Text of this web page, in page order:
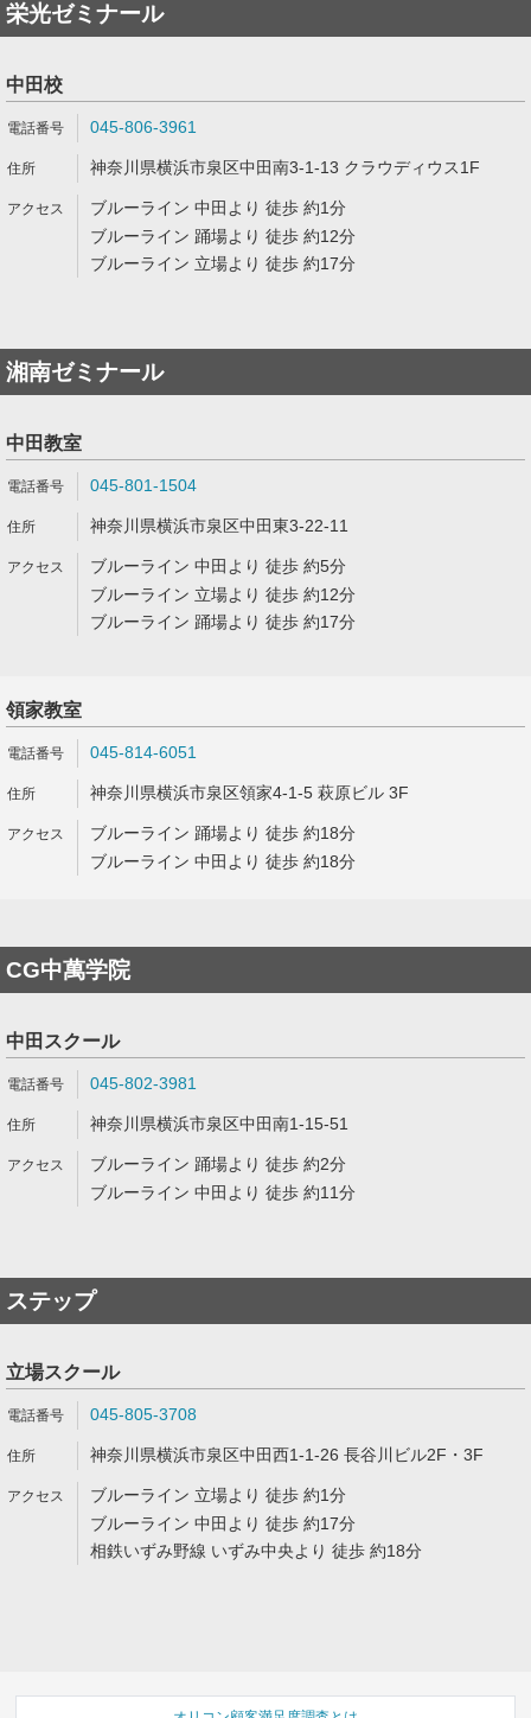
栄光ゼミナール
中田校
045-806-3961
神奈川県横浜市泉区中田南3-1-13 クラウディウス1F
ブルーライン 中田より 徒歩 約1分
ブルーライン 踊場より 徒歩 約12分
ブルーライン 立場より 徒歩 約17分
湘南ゼミナール
中田教室
045-801-1504
神奈川県横浜市泉区中田東3-22-11
ブルーライン 中田より 徒歩 約5分
ブルーライン 立場より 徒歩 約12分
ブルーライン 踊場より 徒歩 約17分
領家教室
045-814-6051
神奈川県横浜市泉区領家4-1-5 萩原ビル 3F
ブルーライン 踊場より 徒歩 約18分
ブルーライン 中田より 徒歩 約18分
CG中萬学院
中田スクール
045-802-3981
神奈川県横浜市泉区中田南1-15-51
ブルーライン 踊場より 徒歩 約2分
ブルーライン 中田より 徒歩 約11分
ステップ
立場スクール
045-805-3708
神奈川県横浜市泉区中田西1-1-26 長谷川ビル2F・3F
ブルーライン 立場より 徒歩 約1分
ブルーライン 中田より 徒歩 約17分
相鉄いずみ野線 いずみ中央より 徒歩 約18分